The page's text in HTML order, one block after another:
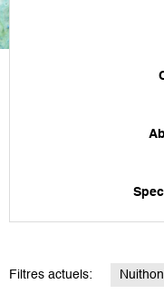
Filtres actuels: